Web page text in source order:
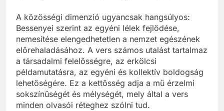
A közösségi dimenzió ugyancsak hangsúlyos:
Bessenyei szerint az egyéni lélek fejlődése,
nemesítése elengedhetetlen a nemzet egészének
előrehaladásához. A vers számos utalást tartalmaz
a társadalmi felelősségre, az erkölcsi
példamutatásra, az egyéni és kollektív boldogság
lehetőségére. Ez a kettősség adja a mű érzelmi
sokszínűségét és mélységét, mely által a vers
minden olvasói réteghez szólni tud.